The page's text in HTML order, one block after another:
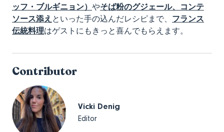
ッフ・ブルギニョン） やそば粉のグジェール、コンテ
ソース添え といった手の込んだレシピまで、 フランス
伝統料理はゲストにもきっと喜んでもらえます。
Contributor
Vicki Denig
Editor